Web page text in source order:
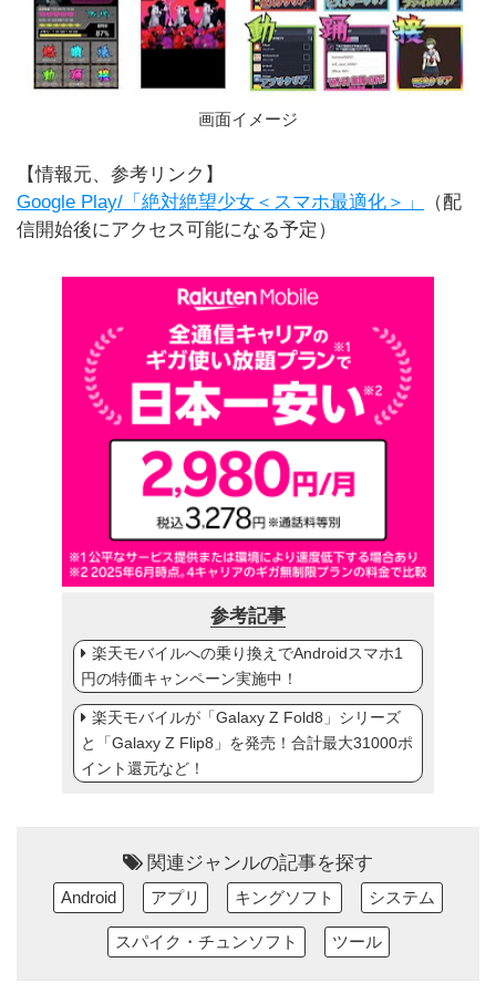
画面イメージ
【情報元、参考リンク】
Google Play/「絶対絶望少女＜スマホ最適化＞」
（配
信開始後にアクセス可能になる予定）
参考記事
楽天モバイルへの乗り換えでAndroidスマホ1
円の特価キャンペーン実施中！
楽天モバイルが「Galaxy Z Fold8」シリーズ
と「Galaxy Z Flip8」を発売！合計最大31000ポ
イント還元など！
関連ジャンルの記事を探す
Android アプリ キングソフト システム
スパイク・チュンソフト ツール